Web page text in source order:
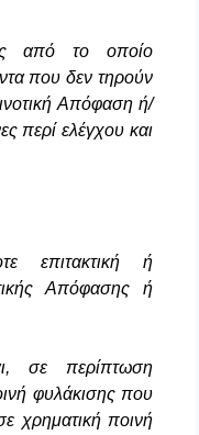
από το οποίο
που δεν τηρούν
Απόφαση ή/
περί ελέγχου και
επιτακτική ή
Απόφασης ή
σε περίπτωση
φυλάκισης που
χρηματική ποινή